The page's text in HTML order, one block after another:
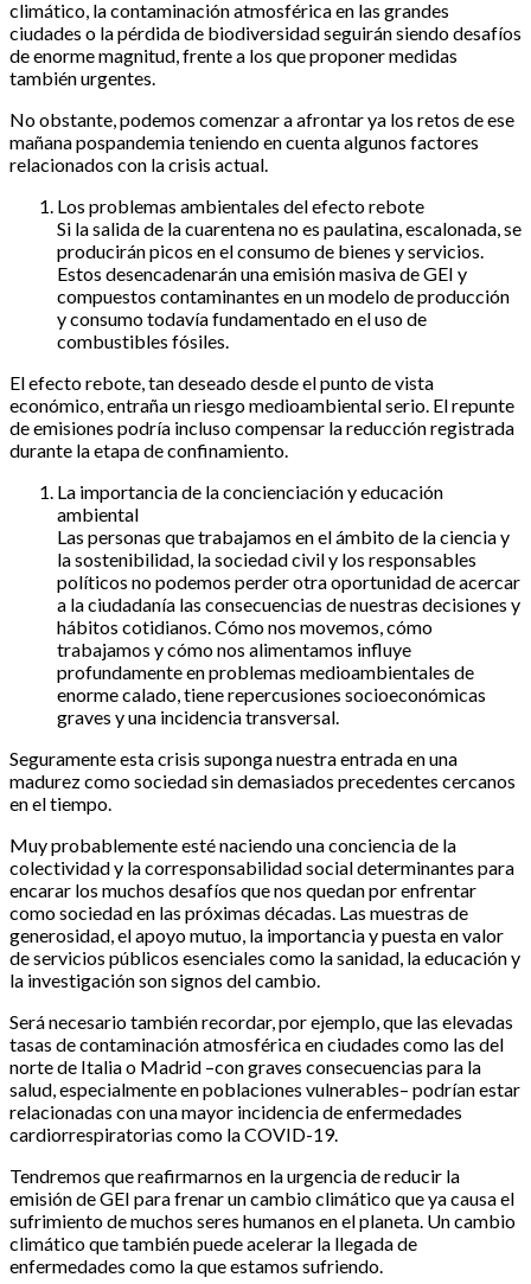
climático, la contaminación atmosférica en las grandes
ciudades o la pérdida de biodiversidad seguirán siendo desafíos
de enorme magnitud, frente a los que proponer medidas
también urgentes.
No obstante, podemos comenzar a afrontar ya los retos de ese
mañana pospandemia teniendo en cuenta algunos factores
relacionados con la crisis actual.
Los problemas ambientales del efecto rebote
Si la salida de la cuarentena no es paulatina, escalonada, se
producirán picos en el consumo de bienes y servicios.
Estos desencadenarán una emisión masiva de GEI y
compuestos contaminantes en un modelo de producción
y consumo todavía fundamentado en el uso de
combustibles fósiles.
El efecto rebote, tan deseado desde el punto de vista
económico, entraña un riesgo medioambiental serio. El repunte
de emisiones podría incluso compensar la reducción registrada
durante la etapa de confinamiento.
La importancia de la concienciación y educación
ambiental
Las personas que trabajamos en el ámbito de la ciencia y
la sostenibilidad, la sociedad civil y los responsables
políticos no podemos perder otra oportunidad de acercar
a la ciudadanía las consecuencias de nuestras decisiones y
hábitos cotidianos. Cómo nos movemos, cómo
trabajamos y cómo nos alimentamos influye
profundamente en problemas medioambientales de
enorme calado, tiene repercusiones socioeconómicas
graves y una incidencia transversal.
Seguramente esta crisis suponga nuestra entrada en una
madurez como sociedad sin demasiados precedentes cercanos
en el tiempo.
Muy probablemente esté naciendo una conciencia de la
colectividad y la corresponsabilidad social determinantes para
encarar los muchos desafíos que nos quedan por enfrentar
como sociedad en las próximas décadas. Las muestras de
generosidad, el apoyo mutuo, la importancia y puesta en valor
de servicios públicos esenciales como la sanidad, la educación y
la investigación son signos del cambio.
Será necesario también recordar, por ejemplo, que las elevadas
tasas de contaminación atmosférica en ciudades como las del
norte de Italia o Madrid –con graves consecuencias para la
salud, especialmente en poblaciones vulnerables– podrían estar
relacionadas con una mayor incidencia de enfermedades
cardiorrespiratorias como la COVID-19.
Tendremos que reafirmarnos en la urgencia de reducir la
emisión de GEI para frenar un cambio climático que ya causa el
sufrimiento de muchos seres humanos en el planeta. Un cambio
climático que también puede acelerar la llegada de
enfermedades como la que estamos sufriendo.